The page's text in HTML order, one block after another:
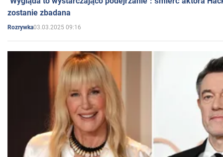
zostanie zbadana
Rozrywka03.03.2025 09:16